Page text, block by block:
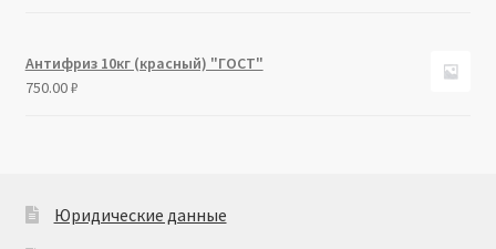
Антифриз 10кг (красный) "ГОСТ"
750.00₽
Юридические данные